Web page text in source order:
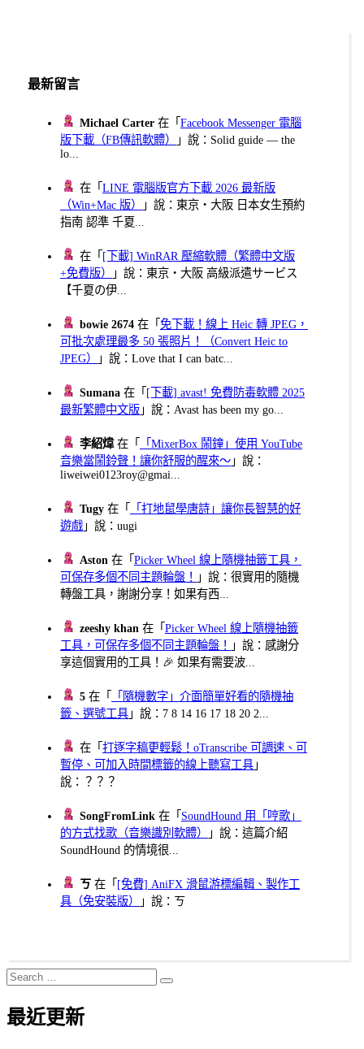
最新留言
Michael Carter 在「Facebook Messenger 電腦
版下載（FB傳訊軟體）
」說：Solid guide — the
lo...
在「LINE 電腦版官方下載 2026 最新版
（Win+Mac 版）
」說：東京・大阪 日本女生預約
指南 認準 千夏...
在「 [下載] WinRAR 壓縮軟體（繁體中文版
+免費版）
」說：東京・大阪 高級派遣サービス
【千夏の伊...
bowie 2674 在「免下載！線上 Heic 轉 JPEG，
可批次處理最多 50 張照片！（Convert Heic to
JPEG）
」說：Love that I can batc...
Sumana 在「 [下載] avast! 免費防毒軟體 2025
最新繁體中文版 」說：Avast has been my go...
李紹煒在「
「MixerBox 鬧鐘」使用 YouTube
音樂當鬧鈴聲！讓你舒服的醒來～ 」說：
liweiwei0123roy@gmai...
Tugy 在「
「打地鼠學唐詩」讓你長智慧的好
遊戲 」說：uugi
Aston 在「Picker Wheel 線上隨機抽籤工具，
可保存多個不同主題輪盤！
」說：很實用的隨機
轉盤工具，謝謝分享！如果有西...
zeeshy khan 在「Picker Wheel 線上隨機抽籤
工具，可保存多個不同主題輪盤！
」說：感謝分
享這個實用的工具！🎉 如果有需要波...
5 在「
「隨機數字」介面簡單好看的隨機抽
籤、選號工具 」說：7 8 14 16 17 18 20 2...
在「打逐字稿更輕鬆！oTranscribe 可調速、可
暫停、可加入時間標籤的線上聽寫工具 」
說：？？？
SongFromLink 在「 SoundHound 用「哼歌」
的方式找歌（音樂識別軟體）
」說：這篇介紹
SoundHound 的情境很...
ㄎ 在「 [免費] AniFX 滑鼠游標編輯、製作工
具（免安裝版）
」說：ㄎ
Search
for:
Search
最近更新